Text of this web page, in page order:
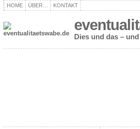
HOME ÜBER… KONTAKT
Dies und das –